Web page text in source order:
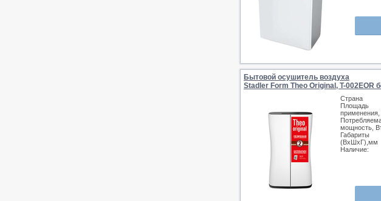
Бытовой осушитель воздуха
Stadler Form Theo Original, T-002EOR
Страна
Площадь
применения,
мощность,
Габариты
(ВхШхГ),мм
Наличие: